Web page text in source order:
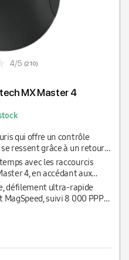
4/5 (210)
MX Master 4
qui offre un contrôle
ressent grâce à un retour
actions spécifiques.
avec les raccourcis
4, en accédant aux
curseur.
défilement ultra-rapide
suivi 8 000 PPP